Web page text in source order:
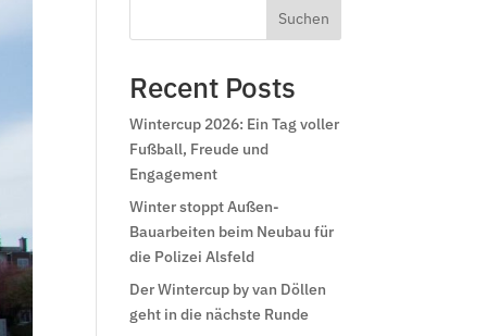
Suchen
Recent Posts
Wintercup 2026: Ein Tag voller
Fußball, Freude und
Engagement
Winter stoppt Außen-
Bauarbeiten beim Neubau für
die Polizei Alsfeld
Der Wintercup by van Döllen
geht in die nächste Runde